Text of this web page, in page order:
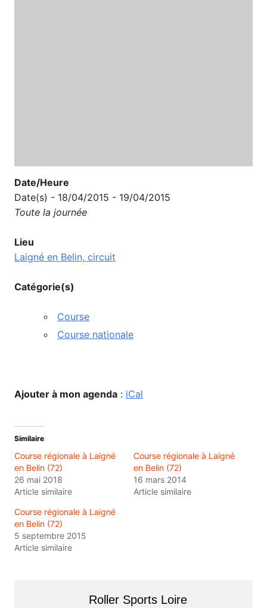
Date/Heure
Date(s) - 18/04/2015 - 19/04/2015
Toute la journée
Lieu
Laigné en Belin, circuit
Catégorie(s)
Course
Course nationale
Ajouter à mon agenda: iCal
Similaire
Course régionale à Laigné
en Belin (72)
26 mai 2018
Article similaire
Course régionale à Laigné
en Belin (72)
16 mars 2014
Article similaire
Course régionale à Laigné
en Belin (72)
5 septembre 2015
Article similaire
Roller Sports Loire